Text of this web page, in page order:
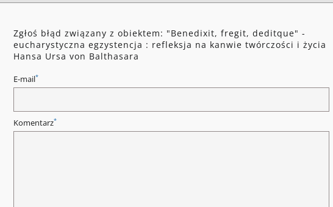
Zgłoś błąd związany z obiektem: "Benedixit, fregit, deditque" -
eucharystyczna egzystencja : refleksja na kanwie twórczości i życia
Hansa Ursa von Balthasara
E-mail*
Komentarz*